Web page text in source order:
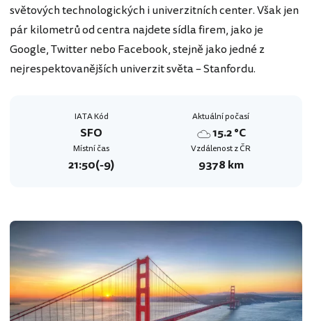
světových technologických i univerzitních center. Však jen
pár kilometrů od centra najdete sídla firem, jako je
Google, Twitter nebo Facebook, stejně jako jedné z
nejrespektovanějších univerzit světa – Stanfordu.
IATA Kód
SFO
Aktuální počasí
15.2 °C
Místní čas
21:50(-9)
Vzdálenost z ČR
9378 km